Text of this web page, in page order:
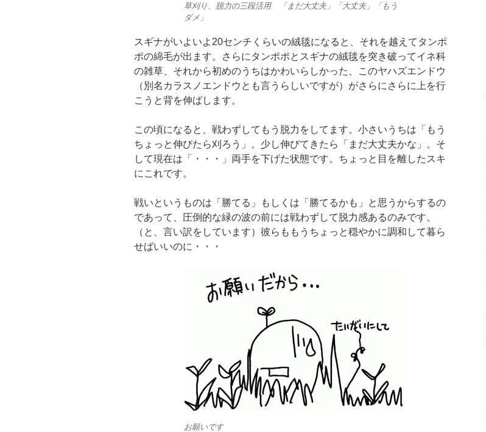
草刈り、脱力の三段活用 「まだ大丈夫」「大丈夫」「もう
ダメ」
スギナがいよいよ20センチくらいの絨毯になると、それを越えてタンポ
ポの綿毛が出ます。さらにタンポポとスギナの絨毯を突き破ってイネ科
の雑草、それから初めのうちはかわいらしかった、このヤハズエンドウ
（別名カラスノエンドウとも言うらしいですが）がさらにさらに上を行
こうと背を伸ばします。
この頃になると、戦わずしてもう脱力をしてます。小さいうちは「もう
ちょっと伸びたら刈ろう」。少し伸びてきたら「まだ大丈夫かな」。そ
して現在は「・・・」両手を下げた状態です。ちょっと目を離したスキ
にこれです。
戦いというものは「勝てる」もしくは「勝てるかも」と思うからするの
であって、圧倒的な緑の波の前には戦わずして脱力感あるのみです。
（と、言い訳をしています）彼らももうちょっと穏やかに調和して暮ら
せばいいのに・・・
お願いです